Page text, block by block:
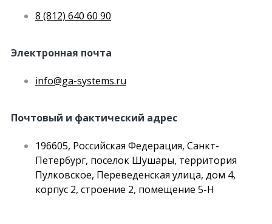
8 (812) 640 60 90
Электронная почта
info@ga-systems.ru
Почтовый и фактический адрес
196605, Российская Федерация, Санкт-
Петербург, поселок Шушары, территория
Пулковское, Переведенская улица, дом 4,
корпус 2, строение 2, помещение 5-Н